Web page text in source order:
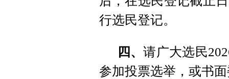
行选民登记。
四、请广大选民
参加投票选举，或书